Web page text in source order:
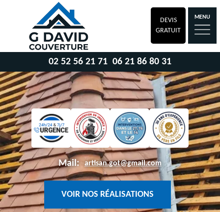
DEVIS
GRATUIT
MENU
02 52 56 21 71 06 21 86 80 31
Mail: artisan.got@gmail.com
VOIR NOS RÉALISATIONS